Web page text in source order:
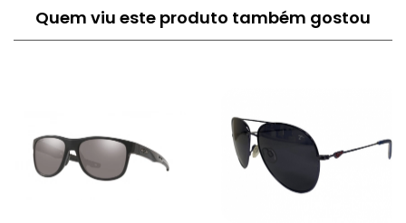
Quem viu este produto também gostou